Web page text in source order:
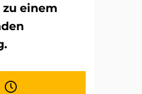
einem